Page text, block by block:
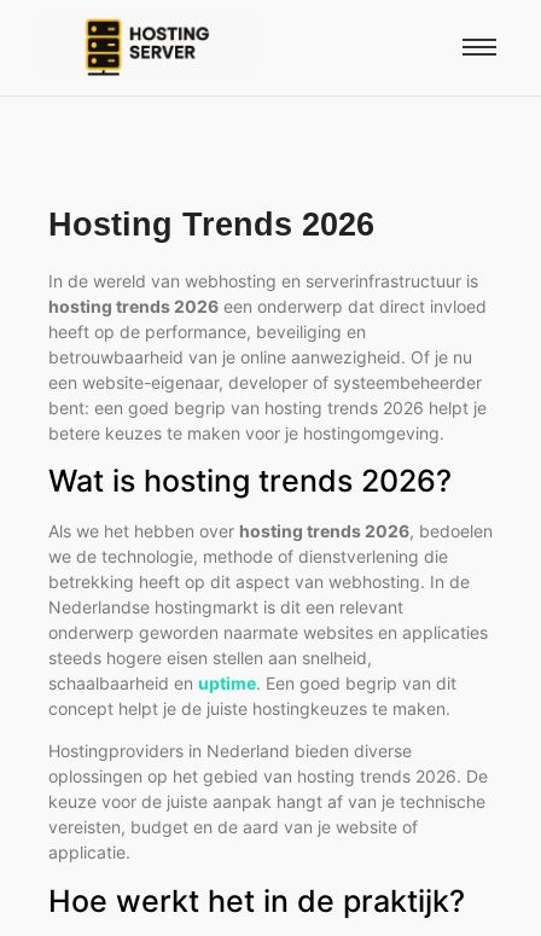
Hosting Trends 2026
In de wereld van webhosting en serverinfrastructuur is
hosting trends 2026 een onderwerp dat direct invloed
heeft op de performance, beveiliging en
betrouwbaarheid van je online aanwezigheid. Of je nu
een website-eigenaar, developer of systeembeheerder
bent: een goed begrip van hosting trends 2026 helpt je
betere keuzes te maken voor je hostingomgeving.
Wat is hosting trends 2026?
Als we het hebben over hosting trends 2026, bedoelen
we de technologie, methode of dienstverlening die
betrekking heeft op dit aspect van webhosting. In de
Nederlandse hostingmarkt is dit een relevant
onderwerp geworden naarmate websites en applicaties
steeds hogere eisen stellen aan snelheid,
schaalbaarheid en uptime. Een goed begrip van dit
concept helpt je de juiste hostingkeuzes te maken.
Hostingproviders in Nederland bieden diverse
oplossingen op het gebied van hosting trends 2026. De
keuze voor de juiste aanpak hangt af van je technische
vereisten, budget en de aard van je website of
applicatie.
Hoe werkt het in de praktijk?